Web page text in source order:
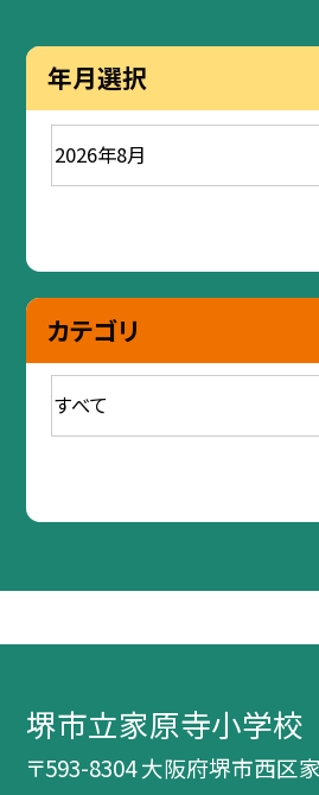
年月選択
カテゴリ
堺市立家原寺小学校
〒593-8304 大阪府堺市西区